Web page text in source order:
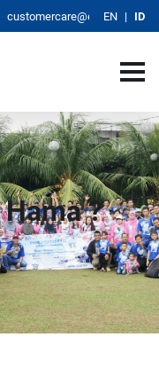
customercare@etos.co.id
EN ID
?